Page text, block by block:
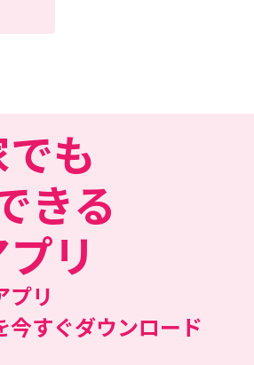
も
きる
リ
プリ
今すぐダウンロード